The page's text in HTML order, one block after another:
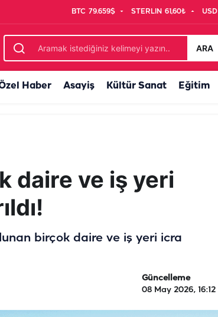
BTC 79.659$ STERLIN 61,60₺ USD
ARA
Haber Asayiş Kültür Sanat Eğitim
daire ve iş yeri
birçok daire ve iş yeri icra
Güncelleme
08 May 2026, 16:12